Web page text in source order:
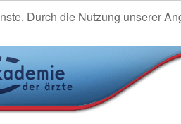
Durch die Nutzung unserer